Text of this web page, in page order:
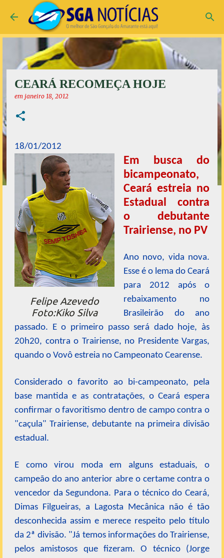
Pular para o conteúdo principal
CEARÁ RECOMEÇA HOJE
em janeiro 18, 2012
18/01/2012
Felipe Azevedo
Foto:Kiko Silva
Em busca do
bicampeonato,
Ceará estreia no
Estadual contra
o debutante
Trairiense, no PV
Ano novo, vida nova.
Esse é o lema do Ceará
para 2012 após o
rebaixamento no
Brasileirão do ano
passado. E o primeiro passo será dado hoje, às
20h20, contra o Trairiense, no Presidente Vargas,
quando o Vovô estreia no Campeonato Cearense.
Considerado o favorito ao bi-campeonato, pela
base mantida e as contratações, o Ceará espera
confirmar o favoritismo dentro de campo contra o
"caçula" Trairiense, debutante na primeira divisão
estadual.
E como virou moda em alguns estaduais, o
campeão do ano anterior abre o certame contra o
vencedor da Segundona. Para o técnico do Ceará,
Dimas Filgueiras, a Lagosta Mecânica não é tão
desconhecida assim e merece respeito pelo título
da 2ª divisão. "Já temos informações do Trairiense,
pelos amistosos que fizeram. O técnico (Jorge